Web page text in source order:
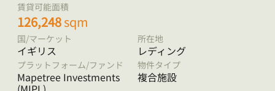
賃貸可能面積
126,248sqm
国/マーケット
イギリス
所在地
レディング
プラットフォーム/ファンド
Mapetree Investments
物件タイプ
複合施設